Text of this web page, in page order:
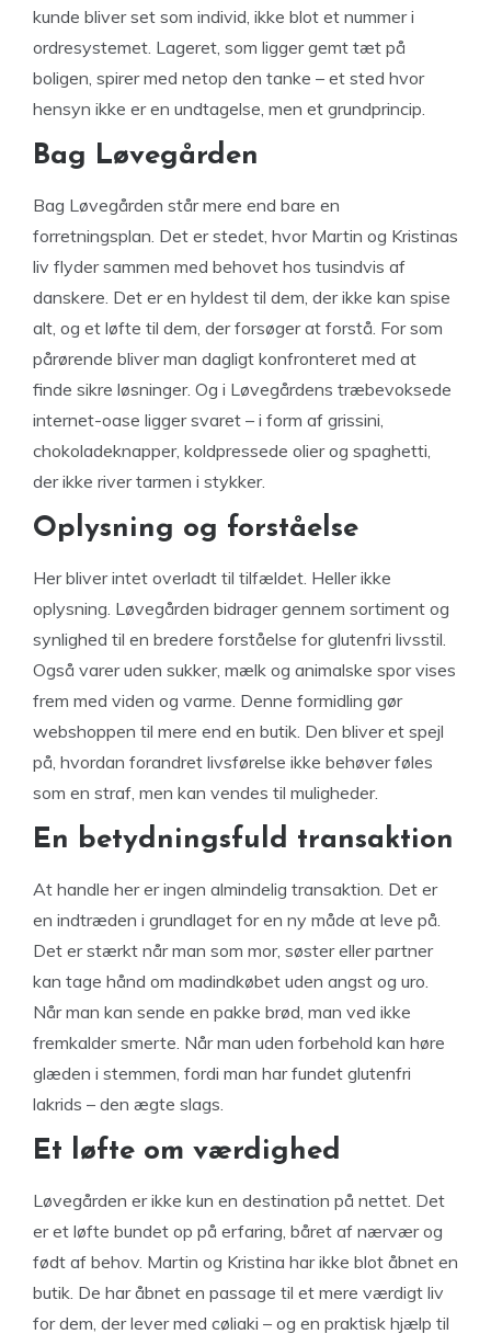
kunde bliver set som individ, ikke blot et nummer i
ordresystemet. Lageret, som ligger gemt tæt på
boligen, spirer med netop den tanke – et sted hvor
hensyn ikke er en undtagelse, men et grundprincip.
Bag Løvegården
Bag Løvegården står mere end bare en
forretningsplan. Det er stedet, hvor Martin og Kristinas
liv flyder sammen med behovet hos tusindvis af
danskere. Det er en hyldest til dem, der ikke kan spise
alt, og et løfte til dem, der forsøger at forstå. For som
pårørende bliver man dagligt konfronteret med at
finde sikre løsninger. Og i Løvegårdens træbevoksede
internet-oase ligger svaret – i form af grissini,
chokoladeknapper, koldpressede olier og spaghetti,
der ikke river tarmen i stykker.
Oplysning og forståelse
Her bliver intet overladt til tilfældet. Heller ikke
oplysning. Løvegården bidrager gennem sortiment og
synlighed til en bredere forståelse for glutenfri livsstil.
Også varer uden sukker, mælk og animalske spor vises
frem med viden og varme. Denne formidling gør
webshoppen til mere end en butik. Den bliver et spejl
på, hvordan forandret livsførelse ikke behøver føles
som en straf, men kan vendes til muligheder.
En betydningsfuld transaktion
At handle her er ingen almindelig transaktion. Det er
en indtræden i grundlaget for en ny måde at leve på.
Det er stærkt når man som mor, søster eller partner
kan tage hånd om madindkøbet uden angst og uro.
Når man kan sende en pakke brød, man ved ikke
fremkalder smerte. Når man uden forbehold kan høre
glæden i stemmen, fordi man har fundet glutenfri
lakrids – den ægte slags.
Et løfte om værdighed
Løvegården er ikke kun en destination på nettet. Det
er et løfte bundet op på erfaring, båret af nærvær og
født af behov. Martin og Kristina har ikke blot åbnet en
butik. De har åbnet en passage til et mere værdigt liv
for dem, der lever med cøliaki – og en praktisk hjælp til